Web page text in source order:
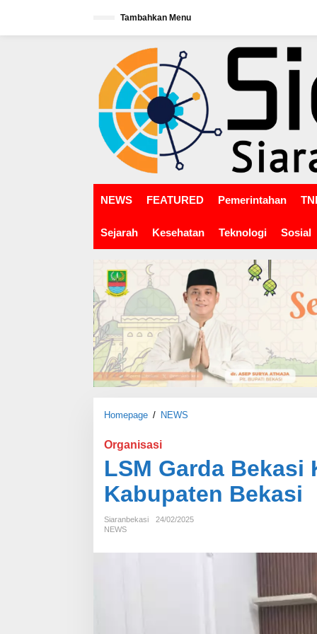
w
Tambahkan Menu
NEWS FEATURED Pemerintahan
Sejarah Kesehatan Teknologi Sosial
Homepage / NEWS
B
Organisasi
LSM Garda Bekasi
Kabupaten Bekasi
Siaranbekasi
24/02/2025
NEWS